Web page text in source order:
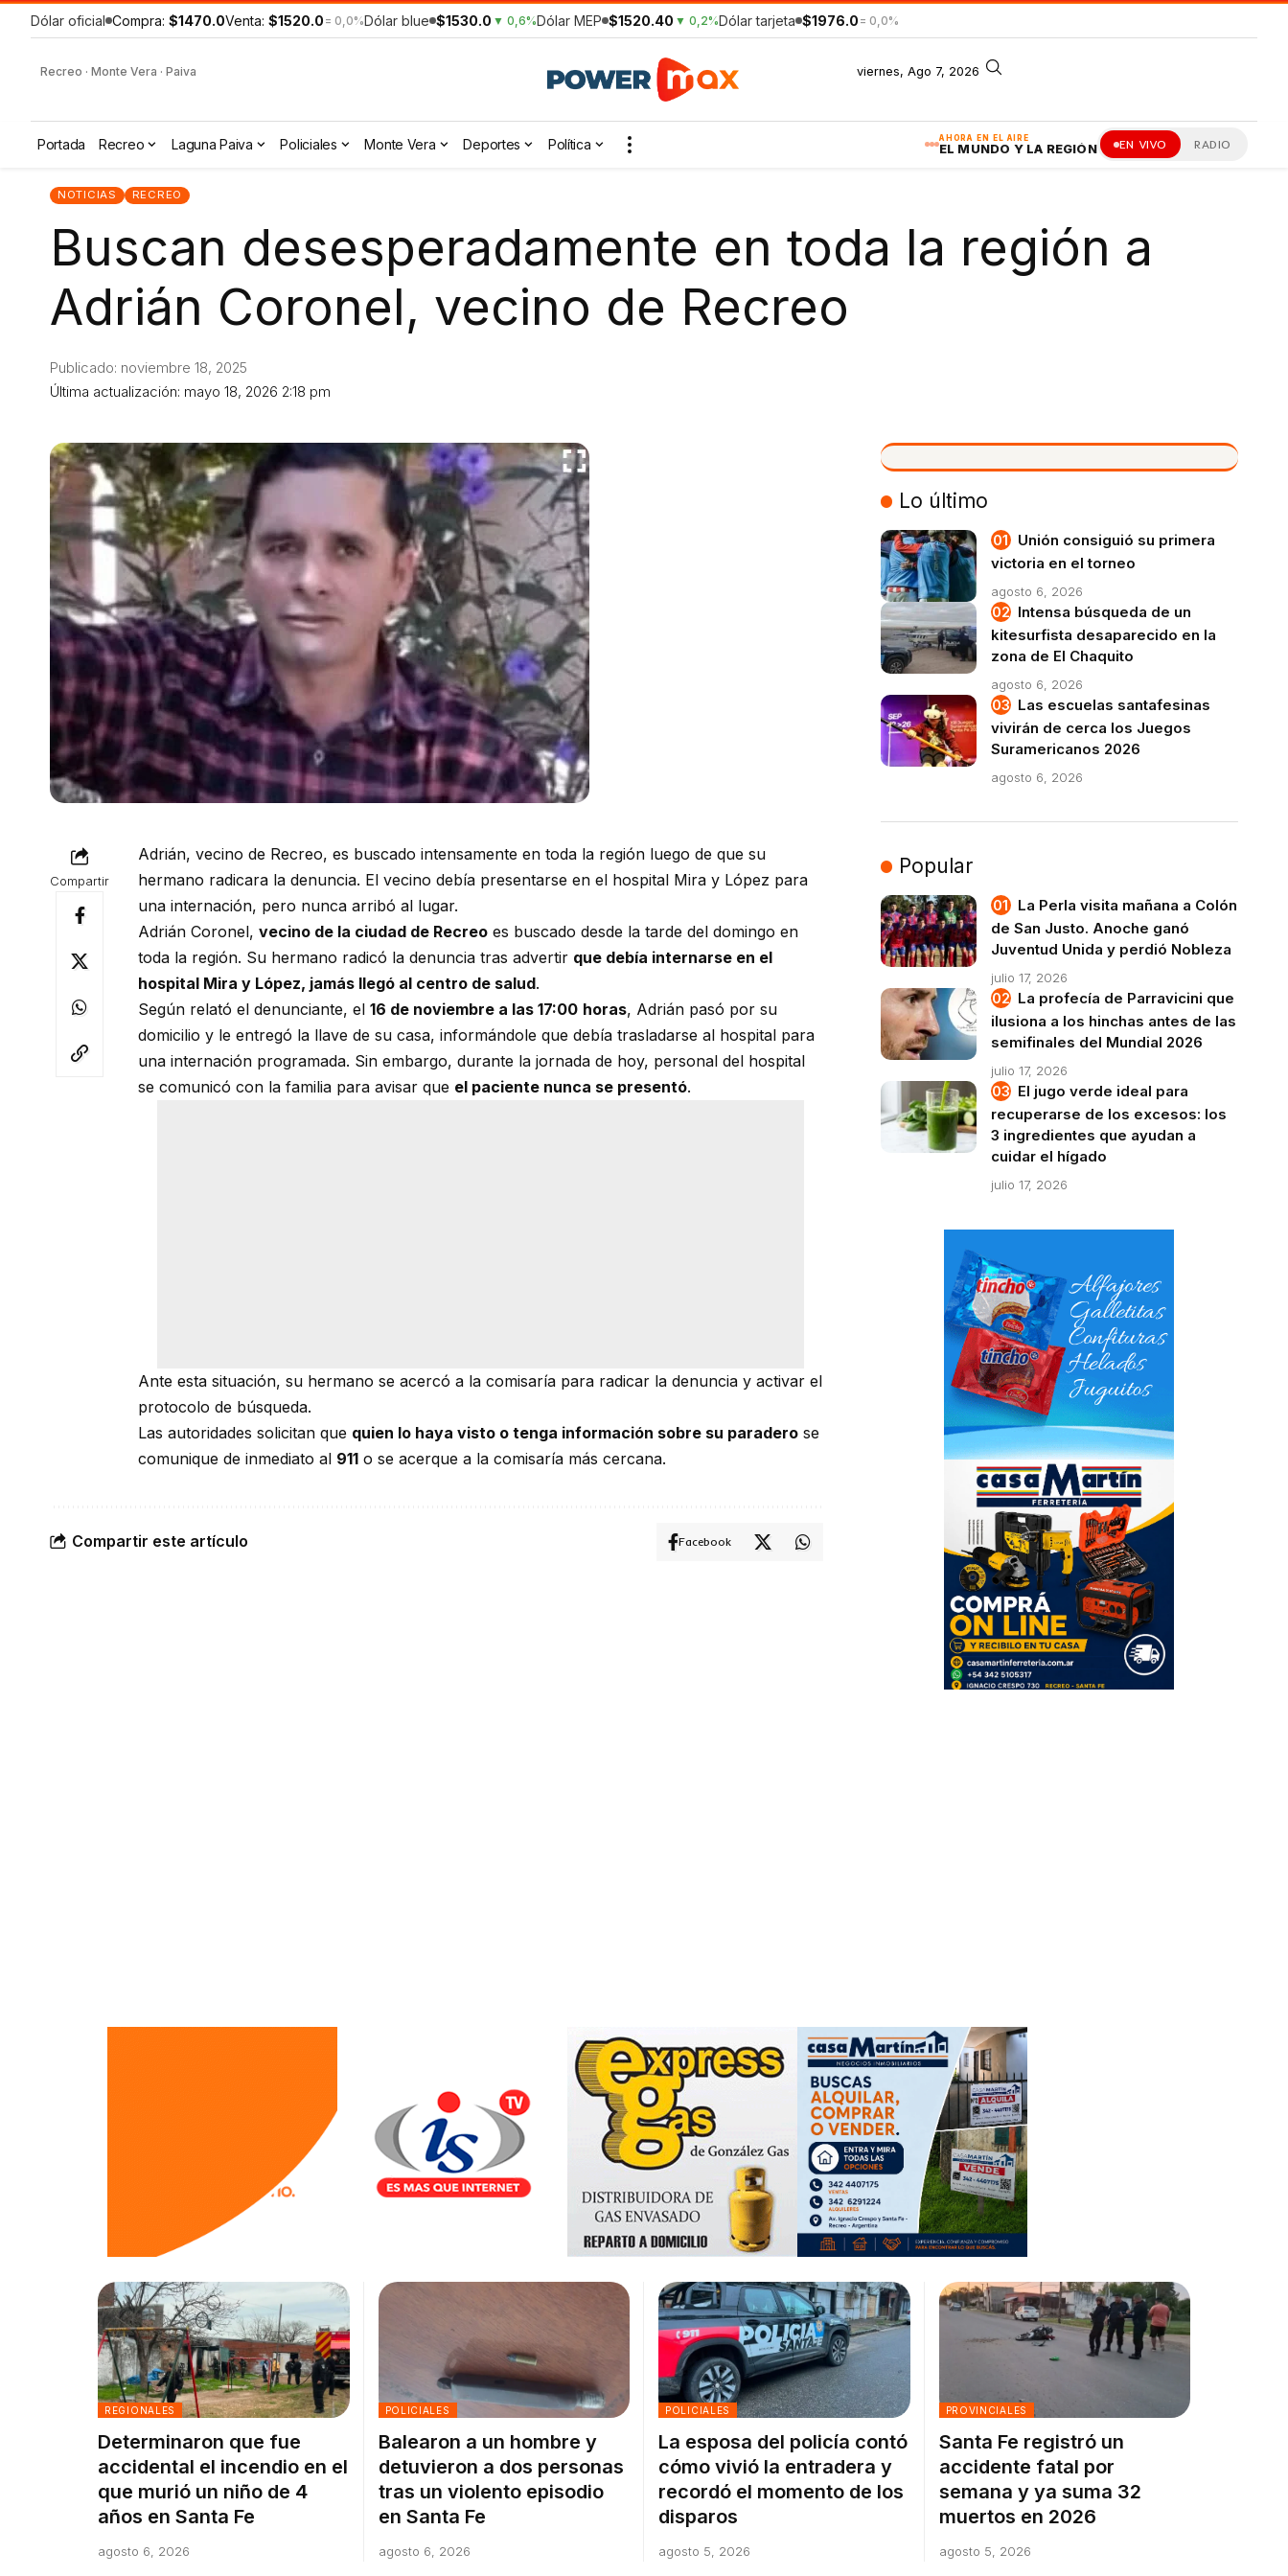
Dólar oficial Compra: $1470.0Venta: $1520.0 = 0,0%Dólar blue $1530.0 ▼ 0,6%Dólar MEP $1520.40 ▼ 0,2%Dólar tarjeta $1976.0 = 0,0%
Recreo · Monte Vera · Paiva viernes, Ago 7, 2026
AHORA EN EL AIRE
EL MUNDO Y LA REGIÓN EN VIVO RADIO
Portada Recreo Laguna Paiva Policiales Monte Vera Deportes Política
NOTICIAS RECREO
Buscan desesperadamente en toda la región a
Adrián Coronel, vecino de Recreo
Última actualización: mayo 18, 2026 2:18 pm
Publicado: noviembre 18, 2025
Compartir
Adrián, vecino de Recreo, es buscado intensamente en toda la región luego de que su
hermano radicara la denuncia. El vecino debía presentarse en el hospital Mira y López para
una internación, pero nunca arribó al lugar.
Adrián Coronel, vecino de la ciudad de Recreo es buscado desde la tarde del domingo en
toda la región. Su hermano radicó la denuncia tras advertir que debía internarse en el
hospital Mira y López, jamás llegó al centro de salud.
Según relató el denunciante, el 16 de noviembre a las 17:00 horas, Adrián pasó por su
domicilio y le entregó la llave de su casa, informándole que debía trasladarse al hospital para
una internación programada. Sin embargo, durante la jornada de hoy, personal del hospital
se comunicó con la familia para avisar que el paciente nunca se presentó.
Ante esta situación, su hermano se acercó a la comisaría para radicar la denuncia y activar el
protocolo de búsqueda.
Las autoridades solicitan que quien lo haya visto o tenga información sobre su paradero se
comunique de inmediato al 911 o se acerque a la comisaría más cercana.
Compartir este artículo Facebook
VIVO
Lo último
Unión consiguió su primera
victoria en el torneo
agosto 6, 2026
Intensa búsqueda de un
kitesurfista desaparecido en la
zona de El Chaquito
agosto 6, 2026
Las escuelas santafesinas
vivirán de cerca los Juegos
Suramericanos 2026
agosto 6, 2026
Popular
La Perla visita mañana a Colón
de San Justo. Anoche ganó
Juventud Unida y perdió Nobleza
julio 17, 2026
La profecía de Parravicini que
ilusiona a los hinchas antes de las
semifinales del Mundial 2026
julio 17, 2026
El jugo verde ideal para
recuperarse de los excesos: los
3 ingredientes que ayudan a
cuidar el hígado
julio 17, 2026
REGIONALES
Determinaron que fue
accidental el incendio en el
que murió un niño de 4
años en Santa Fe
agosto 6, 2026
POLICIALES
Balearon a un hombre y
detuvieron a dos personas
tras un violento episodio
en Santa Fe
agosto 6, 2026
POLICIALES
La esposa del policía contó
cómo vivió la entradera y
recordó el momento de los
disparos
agosto 5, 2026
PROVINCIALES
Santa Fe registró un
accidente fatal por
semana y ya suma 32
muertos en 2026
agosto 5, 2026